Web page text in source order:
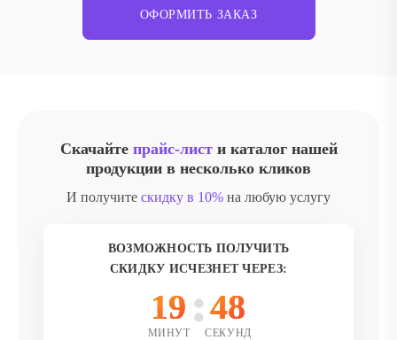
ОФОРМИТЬ ЗАКАЗ
Скачайте прайс-листи каталог нашей
продукции в несколько кликов
И получите скидку в 10% на любую услугу
ВОЗМОЖНОСТЬ ПОЛУЧИТЬ
СКИДКУ ИСЧЕЗНЕТ ЧЕРЕЗ:
19
МИНУТ
46
СЕКУНД